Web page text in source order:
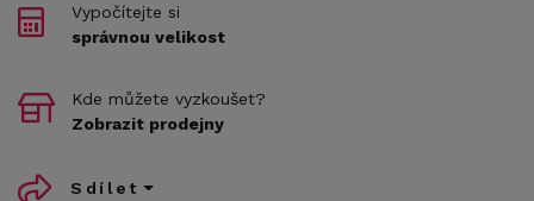
Vypočítejte si
správnou velikost
Kde můžete vyzkoušet?
Zobrazit prodejny
Sdílet